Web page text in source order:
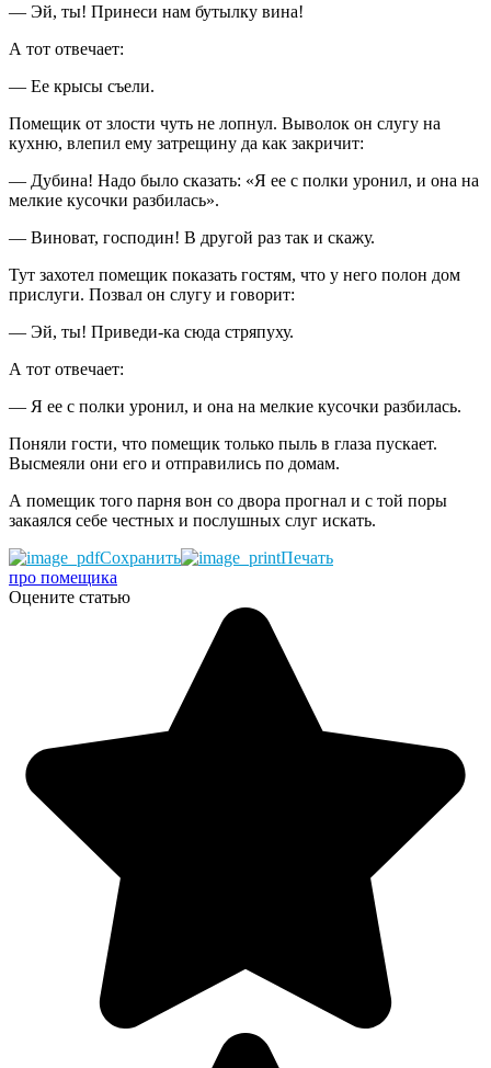
— Эй, ты! Принеси нам бутылку вина!
А тот отвечает:
— Ее крысы съели.
Помещик от злости чуть не лопнул. Выволок он слугу на
кухню, влепил ему затрещину да как закричит:
— Дубина! Надо было сказать: «Я ее с полки уронил, и она на
мелкие кусочки разбилась».
— Виноват, господин! В другой раз так и скажу.
Тут захотел помещик показать гостям, что у него полон дом
прислуги. Позвал он слугу и говорит:
— Эй, ты! Приведи-ка сюда стряпуху.
А тот отвечает:
— Я ее с полки уронил, и она на мелкие кусочки разбилась.
Поняли гости, что помещик только пыль в глаза пускает.
Высмеяли они его и отправились по домам.
А помещик того парня вон со двора прогнал и с той поры
закаялся себе честных и послушных слуг искать.
Сохранить
Печать
про помещика
Оцените статью